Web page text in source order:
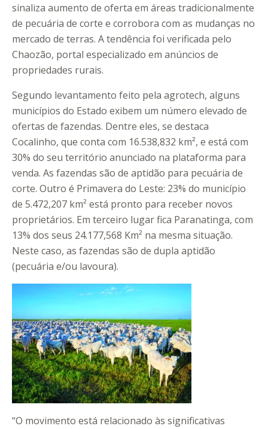
sinaliza aumento de oferta em áreas tradicionalmente
de pecuária de corte e corrobora com as mudanças no
mercado de terras. A tendência foi verificada pelo
Chaozão, portal especializado em anúncios de
propriedades rurais.
Segundo levantamento feito pela agrotech, alguns
municípios do Estado exibem um número elevado de
ofertas de fazendas. Dentre eles, se destaca
Cocalinho, que conta com 16.538,832 km², e está com
30% do seu território anunciado na plataforma para
venda. As fazendas são de aptidão para pecuária de
corte. Outro é Primavera do Leste: 23% do município
de 5.472,207 km² está pronto para receber novos
proprietários. Em terceiro lugar fica Paranatinga, com
13% dos seus 24.177,568 Km² na mesma situação.
Neste caso, as fazendas são de dupla aptidão
(pecuária e/ou lavoura).
“O movimento está relacionado às significativas